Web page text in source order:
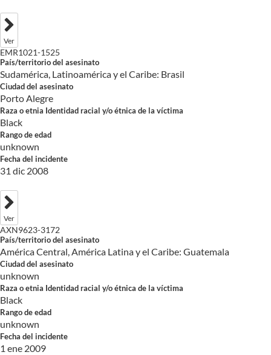
Ver
EMR1021-1525
País/territorio del asesinato
Sudamérica, Latinoamérica y el Caribe: Brasil
Ciudad del asesinato
Porto Alegre
Raza o etnia Identidad racial y/o étnica de la víctima
Black
Rango de edad
unknown
Fecha del incidente
31 dic 2008
Ver
AXN9623-3172
País/territorio del asesinato
América Central, América Latina y el Caribe: Guatemala
Ciudad del asesinato
unknown
Raza o etnia Identidad racial y/o étnica de la víctima
Black
Rango de edad
unknown
Fecha del incidente
1 ene 2009